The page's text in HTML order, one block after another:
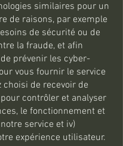
similaires pour un
de raisons, par exemple
de sécurité ou de
la fraude, et afin
prévenir les cyber-
vous fournir le service
choisi de recevoir de
contrôler et analyser
le fonctionnement et
service et iv)
expérience utilisateur.